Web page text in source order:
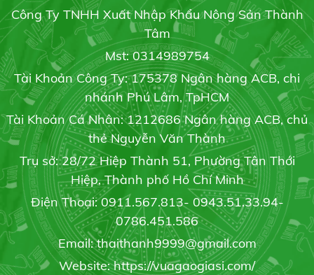
Gạo OM 5451
Liên hệ
Gạo Hàm Châu củ
Liên hệ
Gạo RI504
Liên hệ
3 phương pháp phục hồi cây caphe nhiểm sương
muối
19/05/2020
BẢNG GIÁ GẠO HÔM NAY
21/07/2021
Gạo chuyên dùng cơm chiên
19/07/2021
Công Ty TNHH Xuất Nhập Khẩu Nông Sản Thành
Tâm
Mst: 0314989754
Tài Khoản Công Ty: 175378 Ngân hàng ACB, chi
nhánh Phú Lâm, TpHCM
Tài Khoản Cá Nhân: 1212686 Ngân hàng ACB, chủ
thẻ Nguyễn Văn Thành
Trụ sở: 28/72 Hiệp Thành 51, Phường Tân Thới
Hiệp, Thành phố Hồ Chí Minh
Điện Thoại: 0911.567.813- 0943.51.33.94-
0786.451.586
Email: thaithanh9999@gmail.com
Website: https://vuagaogiasi.com/